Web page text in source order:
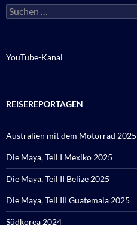
Suchen
nach:
YouTube-Kanal
REISEREPORTAGEN
Australien mit dem Motorrad 2025
Die Maya, Teil I Mexiko 2025
Die Maya, Teil II Belize 2025
Die Maya, Teil III Guatemala 2025
Südkorea 2024